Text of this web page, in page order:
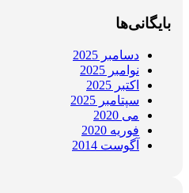
بایگانی‌ها
دسامبر 2025
نوامبر 2025
اکتبر 2025
سپتامبر 2025
می 2020
فوریه 2020
آگوست 2014